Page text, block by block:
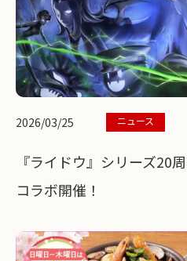
2026/03/25 ニュース
『ライドウ』シリーズ20
コラボ開催！